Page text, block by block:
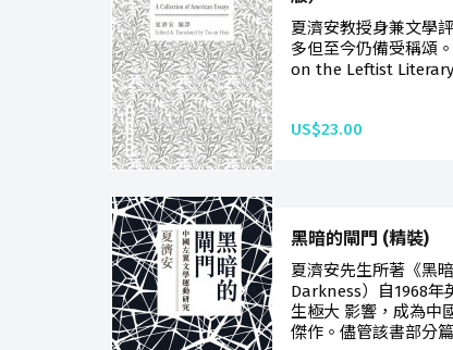
夏濟安教授身兼文學
多但至今仍備受稱頌
on the Leftist
US$23.00
黑暗的閘門 (精裝)
夏濟安先生所著《黑
Darkness）自1968年
生極大 影響，成為中
傑作。儘管該書部分